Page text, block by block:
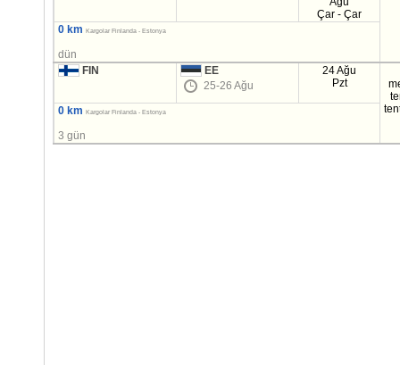
Çar - Çar
0 km
Kargolar Finlanda - Estonya
dün
FIN
EE
25-26 Ağu
24 Ağu
Pzt
0 km Kargolar Finlanda - Estonya
3 gün